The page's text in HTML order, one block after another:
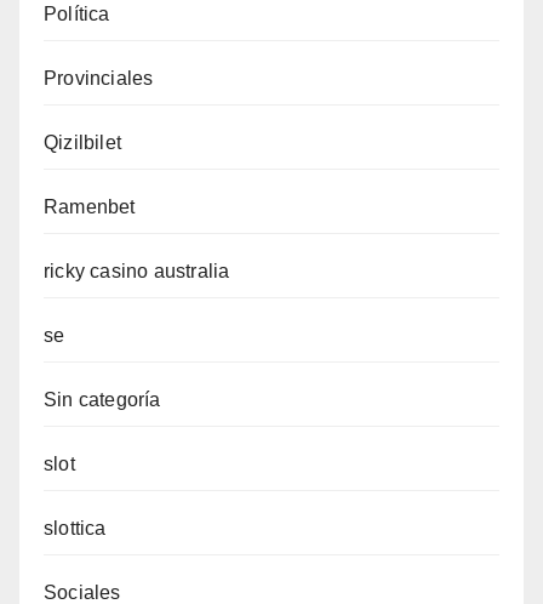
Política
Provinciales
Qizilbilet
Ramenbet
ricky casino australia
se
Sin categoría
slot
slottica
Sociales